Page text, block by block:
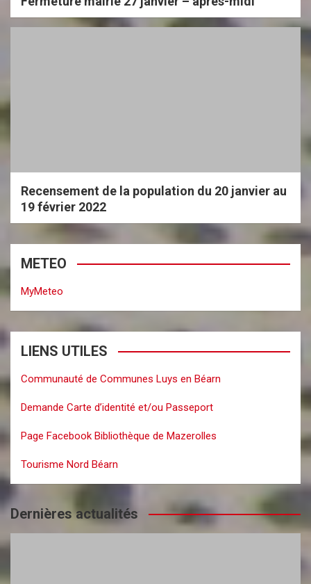
Recensement de la population du 20 janvier au
19 février 2022
METEO
MyMeteo
LIENS UTILES
Communauté de Communes Luys en Béarn
Demande Carte d’identité et/ou Passeport
Page Facebook Bibliothèque de Mazerolles
Tourisme Nord Béarn
Dernières actualités